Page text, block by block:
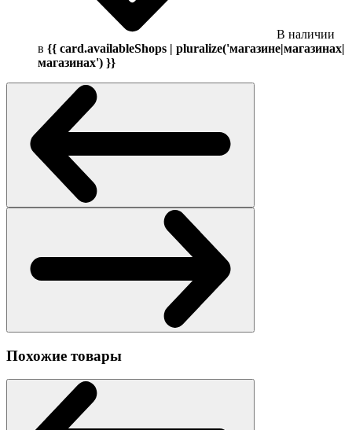
В наличии
в {{ card.availableShops | pluralize('магазине|магазинах|
магазинах') }}
Похожие товары